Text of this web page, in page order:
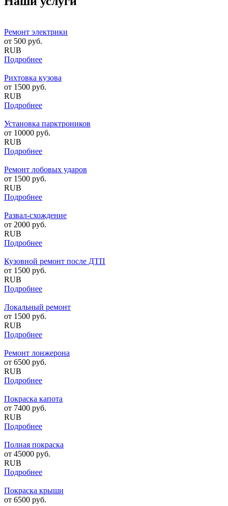
Ремонт электрики
от 500 руб.
RUB
Подробнее
Рихтовка кузова
от 1500 руб.
RUB
Подробнее
Установка парктроников
от 10000 руб.
RUB
Подробнее
Ремонт лобовых ударов
от 1500 руб.
RUB
Подробнее
Развал-схождение
от 2000 руб.
RUB
Подробнее
Кузовной ремонт после ДТП
от 1500 руб.
RUB
Подробнее
Локальный ремонт
от 1500 руб.
RUB
Подробнее
Ремонт лонжерона
от 6500 руб.
RUB
Подробнее
Покраска капота
от 7400 руб.
RUB
Подробнее
Полная покраска
от 45000 руб.
RUB
Подробнее
Покраска крыши
от 6500 руб.